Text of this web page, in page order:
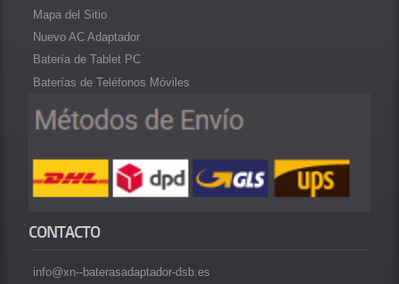
Mapa del Sitio
Nuevo AC Adaptador
Batería de Tablet PC
Baterías de Teléfonos Móviles
CONTACTO
info@xn--baterasadaptador-dsb.es